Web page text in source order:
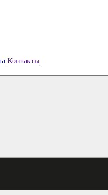
Контакты